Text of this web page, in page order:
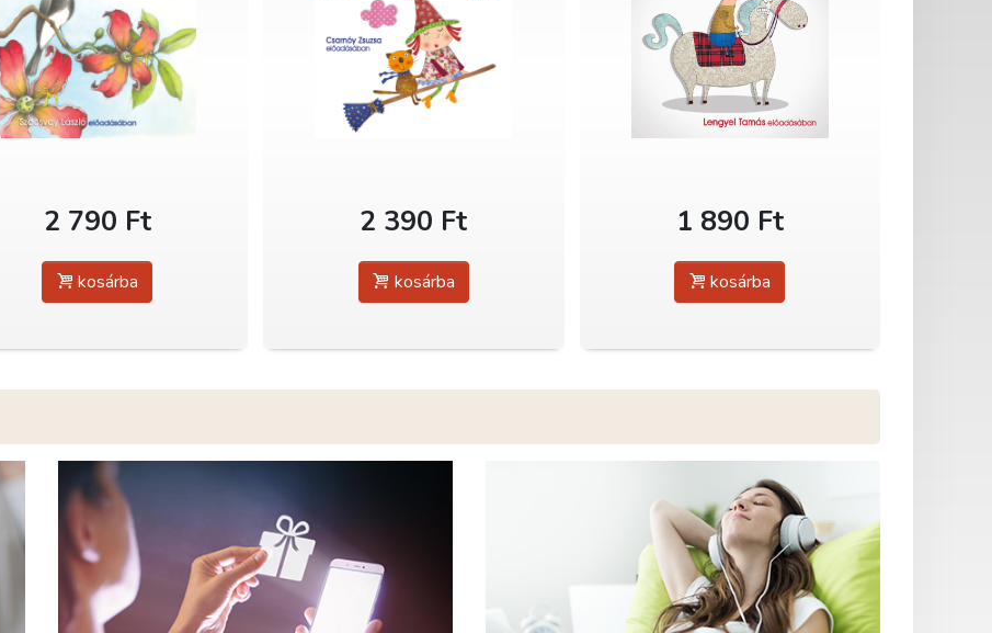
2 790 Ft
kosárba
2 390 Ft
kosárba
1 890 Ft
kosárba